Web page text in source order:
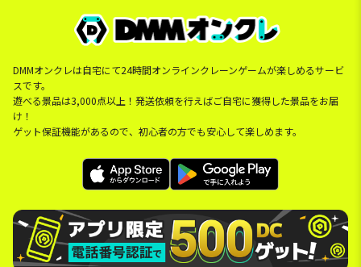
DMMオンクレは自宅にて24時間オンラインクレーンゲームが楽しめるサービ
スです。
遊べる景品は3,000点以上！発送依頼を行えばご自宅に獲得した景品をお届
け！
ゲット保証機能があるので、初心者の方でも安心して楽しめます。